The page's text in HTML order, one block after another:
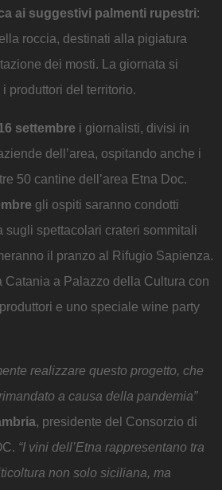
ai suggestivi palmenti rupestri:
roccia, destinati alla pigiatura
dei mosti. La giornata si
produttori del territorio.
settembre i giornalisti, divisi in
dell’area, ospitando anche i
50 cantine dell’area Etna Doc.
gli ospiti saranno condotti
sugli spettacolari crateri sommitali
il pranzo al Rifugio Sapienza.
Catania a Palazzo della Cultura con
e uno speciale wine party
realizzare questo progetto, che
a causa della pandemia”
, presidente del Consorzio di
“I vini dell’Etna rappresentano tra
non solo siciliana, ma